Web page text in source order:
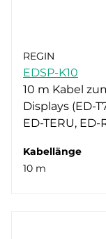
REGIN
EDSP-K10
10 m Kabel
Displays (ED-
ED-TERU, ED-
Kabellänge
10 m